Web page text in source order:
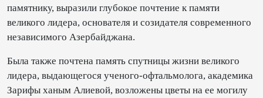
памятнику, выразили глубокое почтение к памяти
великого лидера, основателя и созидателя современного
независимого Азербайджана.
Была также почтена память спутницы жизни великого
лидера, выдающегося ученого-офтальмолога, академика
Зарифы ханым Алиевой, возложены цветы на ее могилу